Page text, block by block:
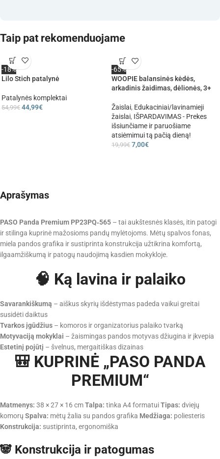
Taip pat rekomenduojame
-18%
Lilo Stich patalynė
Patalynės komplektai
54,99€ 44,99€
-65%
WOOPIE balansinės kėdės,
arkadinis žaidimas, dėlionės, 3+
Žaislai, Edukaciniai/lavinamieji
žaislai, IŠPARDAVIMAS - Prekes
išsiunčiame ir paruošiame
atsiėmimui tą pačią dieną!
19,99€ 7,00€
Aprašymas
PASO Panda Premium PP23PQ‑565 – tai aukštesnės klasės, itin patogi
ir stilinga kuprinė mažosioms pandų mylėtojoms. Mėtų spalvos fonas,
miela pandos grafika ir sustiprinta konstrukcija užtikrina komfortą,
ilgaamžiškumą ir patogų naudojimą kasdien mokykloje.
🧠 Ką lavina ir palaiko
Savarankiškumą – aiškus skyrių išdėstymas padeda vaikui greitai
susidėti daiktus
Tvarkos įgūdžius – komoros ir organizatorius palaiko tvarką
Motyvaciją mokyklai – žaismingas pandos motyvas džiugina ir įkvepia
Estetinį pojūtį – švelnus, mergaitiškas dizainas
🎒 KUPRINĖ „PASO PANDA
PREMIUM“
Matmenys: 38 × 27 × 16 cmTalpa: tinka A4 formatuiTipas: dviejų
komorų Spalva: mėtų žalia su pandos grafika Medžiaga: poliesteris
Konstrukcija: sustiprinta, ergonomiška
🐼 Konstrukcija ir patogumas